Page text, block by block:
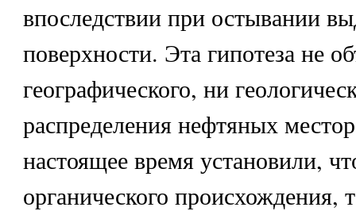
впоследствии при остывании
поверхности. Эта гипотеза не
географического, ни
распределения нефтяных
настоящее время установили,
органического происхождения,